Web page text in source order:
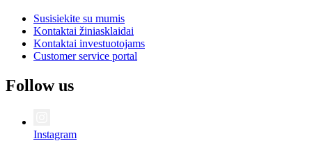
Susisiekite su mumis
Kontaktai žiniasklaidai
Kontaktai investuotojams
Customer service portal
Follow us
Instagram